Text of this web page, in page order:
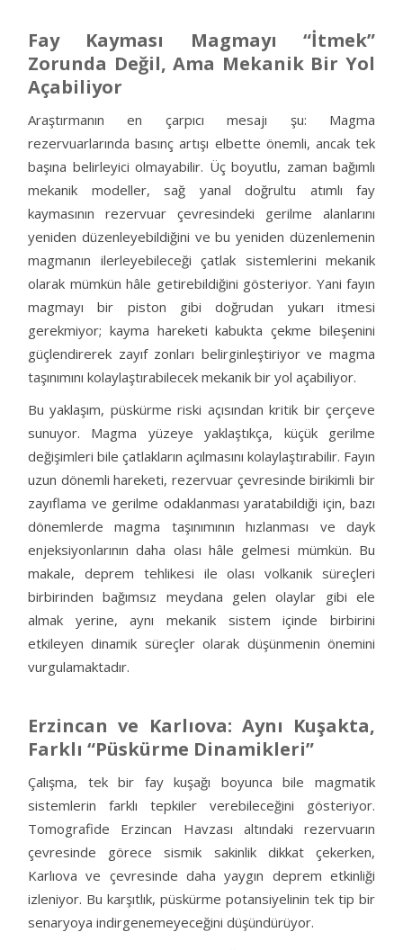
Fay Kayması Magmayı “İtmek”
Zorunda Değil, Ama Mekanik Bir Yol
Açabiliyor
Araştırmanın en çarpıcı mesajı şu: Magma
rezervuarlarında basınç artışı elbette önemli, ancak tek
başına belirleyici olmayabilir. Üç boyutlu, zaman bağımlı
mekanik modeller, sağ yanal doğrultu atımlı fay
kaymasının rezervuar çevresindeki gerilme alanlarını
yeniden düzenleyebildiğini ve bu yeniden düzenlemenin
magmanın ilerleyebileceği çatlak sistemlerini mekanik
olarak mümkün hâle getirebildiğini gösteriyor. Yani fayın
magmayı bir piston gibi doğrudan yukarı itmesi
gerekmiyor; kayma hareketi kabukta çekme bileşenini
güçlendirerek zayıf zonları belirginleştiriyor ve magma
taşınımını kolaylaştırabilecek mekanik bir yol açabiliyor.
Bu yaklaşım, püskürme riski açısından kritik bir çerçeve
sunuyor. Magma yüzeye yaklaştıkça, küçük gerilme
değişimleri bile çatlakların açılmasını kolaylaştırabilir. Fayın
uzun dönemli hareketi, rezervuar çevresinde birikimli bir
zayıflama ve gerilme odaklanması yaratabildiği için, bazı
dönemlerde magma taşınımının hızlanması ve dayk
enjeksiyonlarının daha olası hâle gelmesi mümkün. Bu
makale, deprem tehlikesi ile olası volkanik süreçleri
birbirinden bağımsız meydana gelen olaylar gibi ele
almak yerine, aynı mekanik sistem içinde birbirini
etkileyen dinamik süreçler olarak düşünmenin önemini
vurgulamaktadır.
Erzincan ve Karlıova: Aynı Kuşakta,
Farklı “Püskürme Dinamikleri”
Çalışma, tek bir fay kuşağı boyunca bile magmatik
sistemlerin farklı tepkiler verebileceğini gösteriyor.
Tomografide Erzincan Havzası altındaki rezervuarın
çevresinde görece sismik sakinlik dikkat çekerken,
Karlıova ve çevresinde daha yaygın deprem etkinliği
izleniyor. Bu karşıtlık, püskürme potansiyelinin tek tip bir
senaryoya indirgenemeyeceğini düşündürüyor.